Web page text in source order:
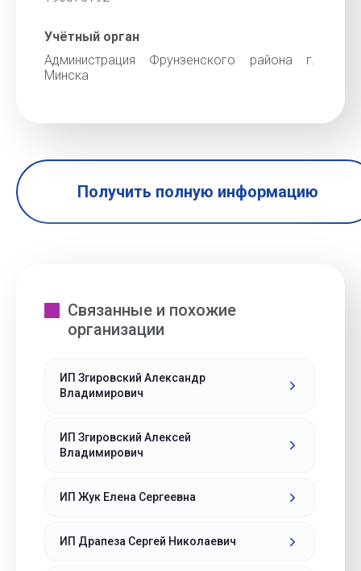
Учётный орган
Администрация Фрунзенского района г.
Минска
Получить полную информацию
Связанные и похожие
организации
ИП Згировский Александр
Владимирович
ИП Згировский Алексей
Владимирович
ИП Жук Елена Сергеевна
ИП Драпеза Сергей Николаевич